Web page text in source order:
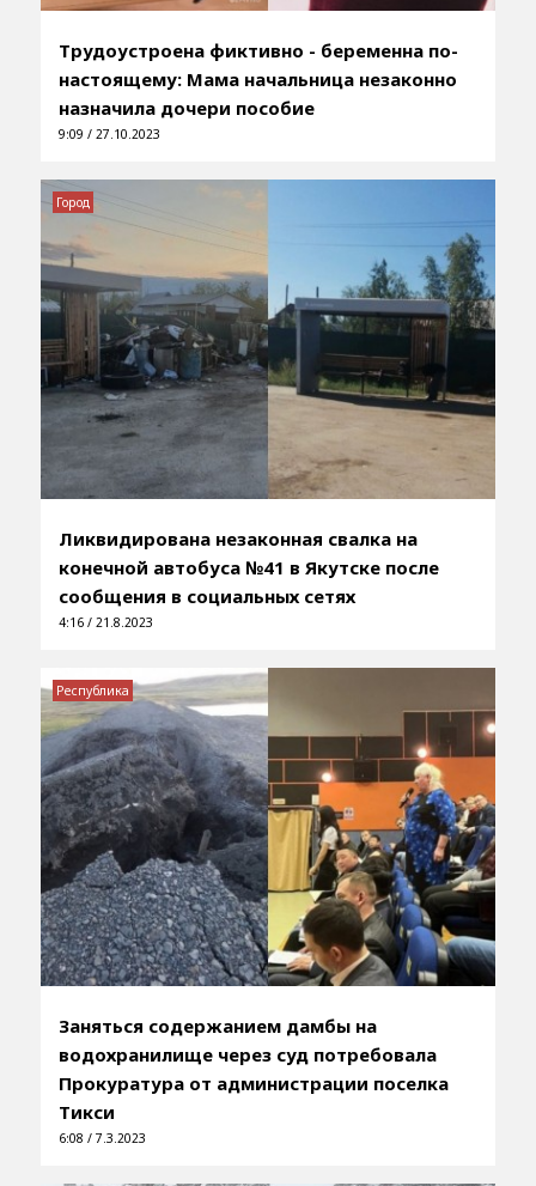
Трудоустроена фиктивно - беременна по-
настоящему: Мама начальница незаконно
назначила дочери пособие
9:09 / 27.10.2023
Ликвидирована незаконная свалка на
конечной автобуса №41 в Якутске после
сообщения в социальных сетях
4:16 / 21.8.2023
Город
Заняться содержанием дамбы на
водохранилище через суд потребовала
Прокуратура от администрации поселка
Тикси
6:08 / 7.3.2023
Республика